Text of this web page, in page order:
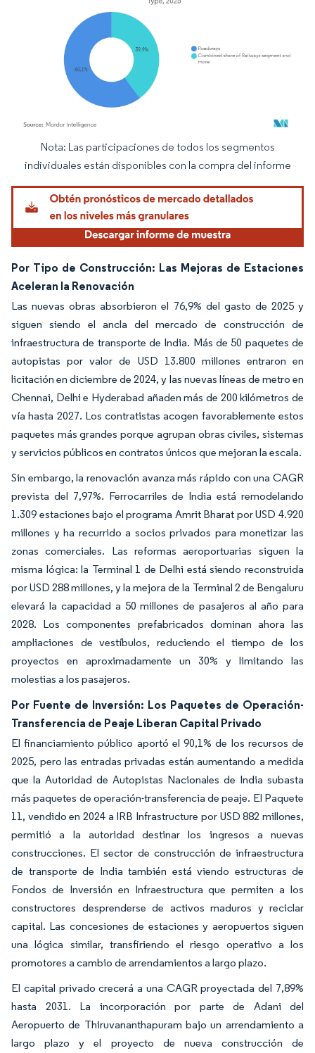
Imagen © Mordor Intelligence. El uso requiere atribución según CC BY 4.0.
Nota: Las participaciones de todos los segmentos
individuales están disponibles con la compra del informe
Por Tipo de Construcción: Las Mejoras de Estaciones
Aceleran la Renovación
Las nuevas obras absorbieron el 76,9% del gasto de 2025 y
siguen siendo el ancla del mercado de construcción de
infraestructura de transporte de India. Más de 50 paquetes de
autopistas por valor de USD 13.800 millones entraron en
licitación en diciembre de 2024, y las nuevas líneas de metro en
Chennai, Delhi e Hyderabad añaden más de 200 kilómetros de
vía hasta 2027. Los contratistas acogen favorablemente estos
paquetes más grandes porque agrupan obras civiles, sistemas
y servicios públicos en contratos únicos que mejoran la escala.
Sin embargo, la renovación avanza más rápido con una CAGR
prevista del 7,97%. Ferrocarriles de India está remodelando
1.309 estaciones bajo el programa Amrit Bharat por USD 4.920
millones y ha recurrido a socios privados para monetizar las
zonas comerciales. Las reformas aeroportuarias siguen la
misma lógica: la Terminal 1 de Delhi está siendo reconstruida
por USD 288 millones, y la mejora de la Terminal 2 de Bengaluru
elevará la capacidad a 50 millones de pasajeros al año para
2028. Los componentes prefabricados dominan ahora las
ampliaciones de vestíbulos, reduciendo el tiempo de los
proyectos en aproximadamente un 30% y limitando las
molestias a los pasajeros.
Por Fuente de Inversión: Los Paquetes de Operación-
Transferencia de Peaje Liberan Capital Privado
El financiamiento público aportó el 90,1% de los recursos de
2025, pero las entradas privadas están aumentando a medida
que la Autoridad de Autopistas Nacionales de India subasta
más paquetes de operación-transferencia de peaje. El Paquete
11, vendido en 2024 a IRB Infrastructure por USD 882 millones,
permitió a la autoridad destinar los ingresos a nuevas
construcciones. El sector de construcción de infraestructura
de transporte de India también está viendo estructuras de
Fondos de Inversión en Infraestructura que permiten a los
constructores desprenderse de activos maduros y reciclar
capital. Las concesiones de estaciones y aeropuertos siguen
una lógica similar, transfiriendo el riesgo operativo a los
promotores a cambio de arrendamientos a largo plazo.
El capital privado crecerá a una CAGR proyectada del 7,89%
hasta 2031. La incorporación por parte de Adani del
Aeropuerto de Thiruvananthapuram bajo un arrendamiento a
largo plazo y el proyecto de nueva construcción de